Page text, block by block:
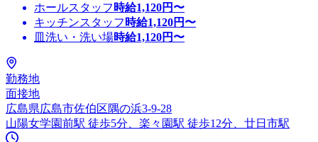
ホールスタッフ 時給1,120円〜
キッチンスタッフ 時給1,120円〜
皿洗い・洗い場時給1,120円〜
勤務地
面接地
広島県広島市佐伯区隅の浜3-9-28
山陽女学園前駅 徒歩5分、楽々園駅 徒歩12分、廿日市駅